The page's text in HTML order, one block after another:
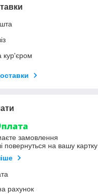
кур'єром
замовлення
повернуться на вашу картку
рахунок